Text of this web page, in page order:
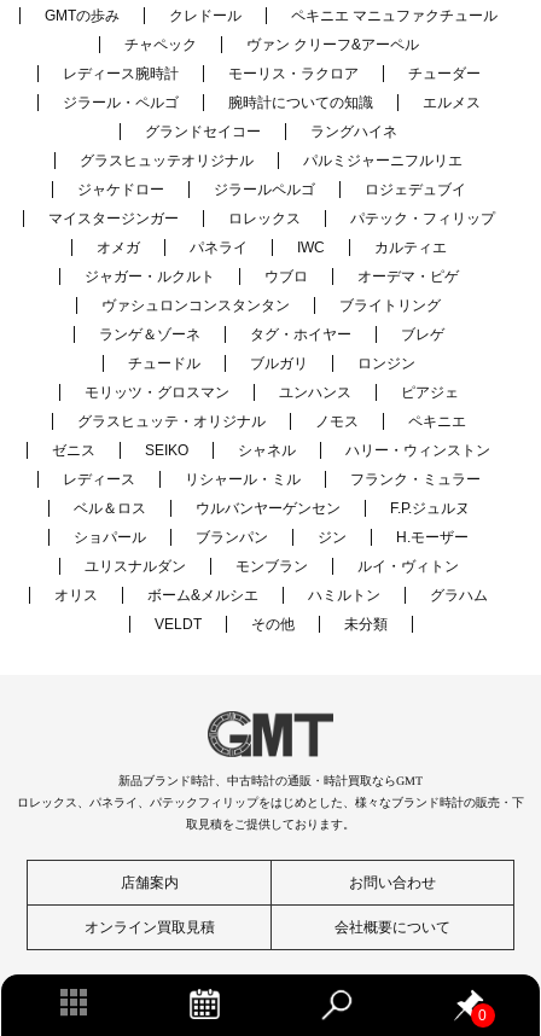
0
GMTの歩み クレドール
ペキニエ マニュファクチュール
チャペック
ヴァン クリーフ&アーペル
レディース腕時計
モーリス・ラクロア
チューダー
ジラール・ペルゴ
腕時計についての知識
エルメス
グランドセイコー
ラングハイネ
グラスヒュッテオリジナル
パルミジャーニフルリエ
ジャケドロー
ジラールペルゴ
ロジェデュブイ
マイスタージンガー
ロレックス
パテック・フィリップ
オメガ
パネライ IWC
カルティエ
ジャガー・ルクルト
ウブロ
オーデマ・ピゲ
ヴァシュロンコンスタンタン
ブライトリング
ランゲ＆ゾーネ
タグ・ホイヤー
ブレゲ
チュードル
ブルガリ
ロンジン
モリッツ・グロスマン
ユンハンス
ピアジェ
グラスヒュッテ・オリジナル
ノモス
ペキニエ
ゼニス
SEIKO シャネル
ハリー・ウィンストン
レディース
リシャール・ミル
フランク・ミュラー
ベル＆ロス
ウルバンヤーゲンセン
F.P.ジュルヌ
ショパール
ブランパン ジン
H.モーザー
ユリスナルダン
モンブラン
ルイ・ヴィトン
オリス
ボーム&メルシエ ハミルトン
グラハム
VELDT
その他 未分類
新品ブランド時計、中古時計の通販・時計買取ならGMT
ロレックス、パネライ、パテックフィリップをはじめとした、様々なブランド時計の販売・下
取見積をご提供しております。
店舗案内 お問い合わせ
オンライン買取見積 会社概要について